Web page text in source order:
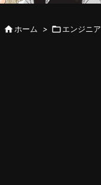
ホーム > エンジニア